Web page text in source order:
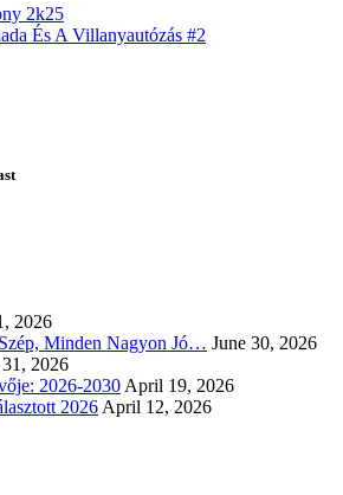
2k25
És A Villanyautózás #2
2026
Minden Nagyon Jó… June 30, 2026
2026
2026-2030 April 19, 2026
2026 April 12, 2026